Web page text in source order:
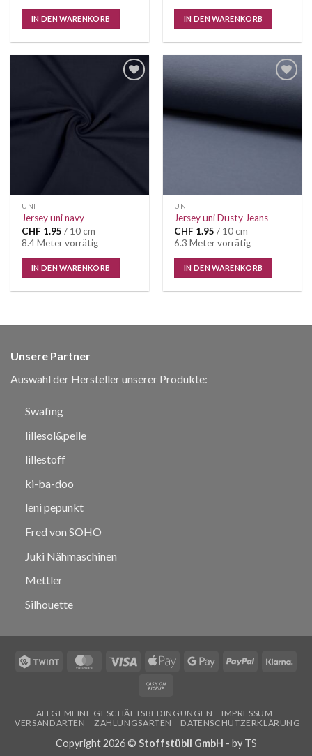
IN DEN WARENKORB IN DEN WARENKORB
UNI
Jersey uni navy
CHF 1.95 / 10 cm
8.4 Meter vorrätig
IN DEN WARENKORB
Wunschliste
UNI
Jersey uni Dusty Jeans
CHF 1.95 / 10 cm
6.3 Meter vorrätig
IN DEN WARENKORB
Unsere Partner
Auswahl der Hersteller unserer Produkte:
Swafing
lillesol&pelle
lillestoff
ki-ba-doo
leni pepunkt
Fred von SOHO
Juki Nähmaschinen
Mettler
Silhouette
Twint MasterCard
Visa
Apple
Google PayPal
Pickup
ALLGEMEINE GESCHÄFTSBEDINGUNGEN
IMPRESSUM
VERSANDARTEN
ZAHLUNGSARTEN DATENSCHUTZERKLÄRUNG
Copyright 2026 © Stoffstübli GmbH - by TS